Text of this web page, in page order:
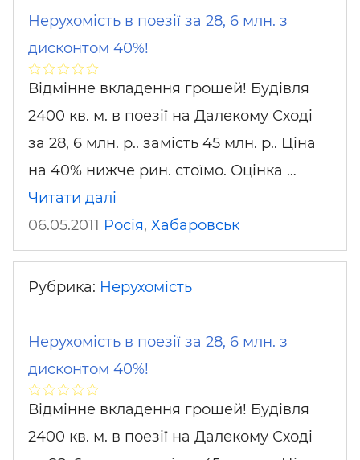
Нерухомість в поезії за 28, 6 млн. з
дисконтом 40%!
Відмінне вкладення грошей! Будівля
2400 кв. м. в поезії на Далекому Сході
за 28, 6 млн. р.. замість 45 млн. р.. Ціна
на 40% нижче рин. стоїмо. Оцінка …
Читати далі
06.05.2011 Росія, Хабаровськ
Рубрика: Нерухомість
Нерухомість в поезії за 28, 6 млн. з
дисконтом 40%!
Відмінне вкладення грошей! Будівля
2400 кв. м. в поезії на Далекому Сході